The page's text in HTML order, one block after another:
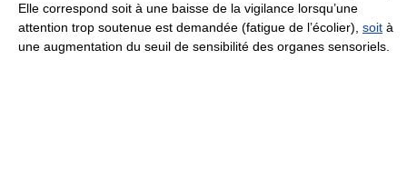
Elle correspond soit à une baisse de la vigilance lorsqu’une
attention trop soutenue est demandée (fatigue de l’écolier), soit à
une augmentation du seuil de sensibilité des organes sensoriels.